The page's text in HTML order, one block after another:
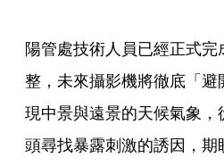
陽管處技術人員已經正式
整，未來攝影機將徹底「
現中景與遠景的天候氣象
頭尋找暴露刺激的誘因，